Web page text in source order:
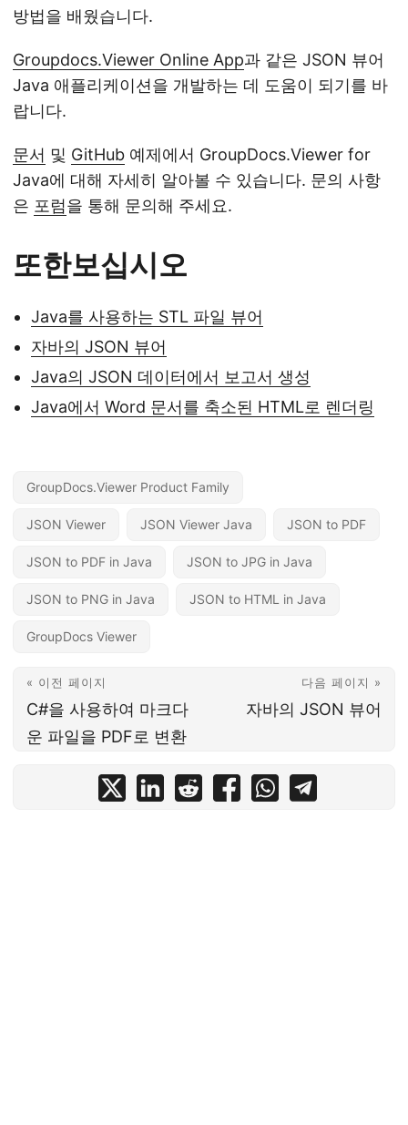
방법을 배웠습니다.
Groupdocs.Viewer Online App과 같은 JSON 뷰어
Java 애플리케이션을 개발하는 데 도움이 되기를 바
랍니다.
문서 및 GitHub 예제에서 GroupDocs.Viewer for
Java에 대해 자세히 알아볼 수 있습니다. 문의 사항
은 포럼을 통해 문의해 주세요.
또한보십시오
Java를 사용하는 STL 파일 뷰어
자바의 JSON 뷰어
Java의 JSON 데이터에서 보고서 생성
Java에서 Word 문서를 축소된 HTML로 렌더링
GroupDocs.Viewer Product Family
JSON Viewer JSON Viewer Java JSON to PDF
JSON to PDF in Java JSON to JPG in Java
JSON to PNG in Java JSON to HTML in Java
GroupDocs Viewer
« 이전 페이지
C#을 사용하여 마크다
운 파일을 PDF로 변환
다음 페이지 »
자바의 JSON 뷰어